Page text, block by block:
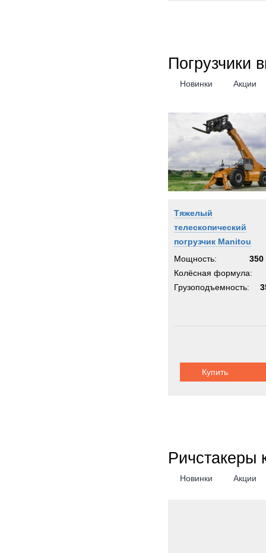
Погрузчики
Новинки Акции
Тяжелый
телескопический
погрузчик Manitou
Мощность:
350
Колёсная формула:
Грузоподъемность:
Купить
Ричстакеры
Новинки Акции